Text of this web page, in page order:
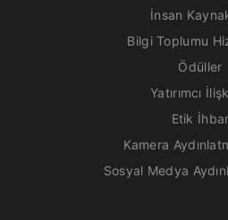
İnsan
Bilgi Toplumu
Ödüller
Yatırımcı
Etik İhbar
Kamera
Sosyal Medya